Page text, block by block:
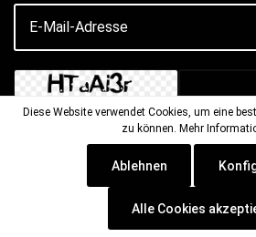
Bitte geben Sie die abgebildeten
Diese Website verwendet Cookies, um eine
zu können. Mehr
Ablehnen
Alle Cookies